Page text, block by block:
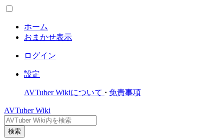
ホーム
おまかせ表示
ログイン
設定
AVTuber Wikiについて 免責事項
AVTuber Wiki
検索